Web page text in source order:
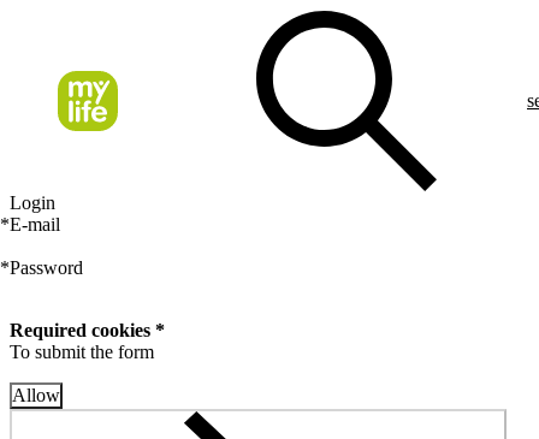
Login
*E-mail
*Password
Required cookies *
To submit the form
Allow